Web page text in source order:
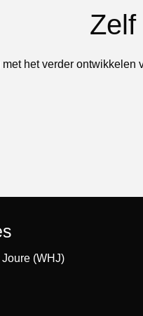
het verder ontwikkelen
(WHJ)